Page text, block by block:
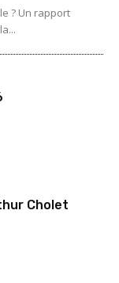
? Un rapport
Cholet